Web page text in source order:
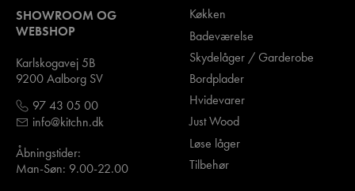
SHOWROOM OG
WEBSHOP
Karlskogavej 5B
9200 Aalborg SV
97 43 05 00
info@kitchn.dk
Åbningstider:
Man-Søn: 9.00-22.00
Køkken
Badeværelse
Skydelåger / Garderobe
Bordplader
Hvidevarer
Just Wood
Løse låger
Tilbehør